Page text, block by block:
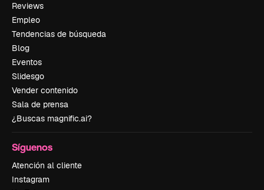
Reviews
Empleo
Tendencias de búsqueda
Blog
Eventos
Slidesgo
Vender contenido
Sala de prensa
¿Buscas magnific.ai?
Síguenos
Atención al cliente
Instagram